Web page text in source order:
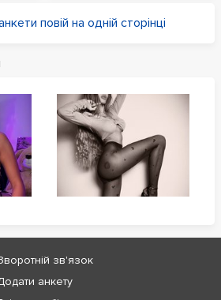
повій на одній сторінці
зв'язок
анкету